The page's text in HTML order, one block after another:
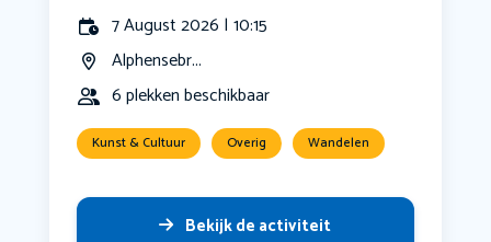
7 August 2026 | 10:15
Alphensebr...
6 plekken beschikbaar
Kunst & Cultuur Overig Wandelen
Bekijk de activiteit